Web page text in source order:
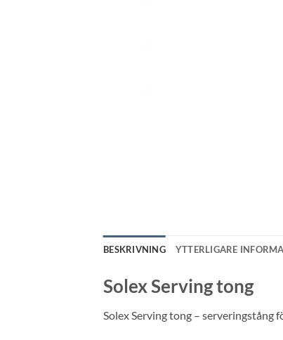
BESKRIVNING YTTERLIGARE
Solex Serving tong
Solex Serving tong –